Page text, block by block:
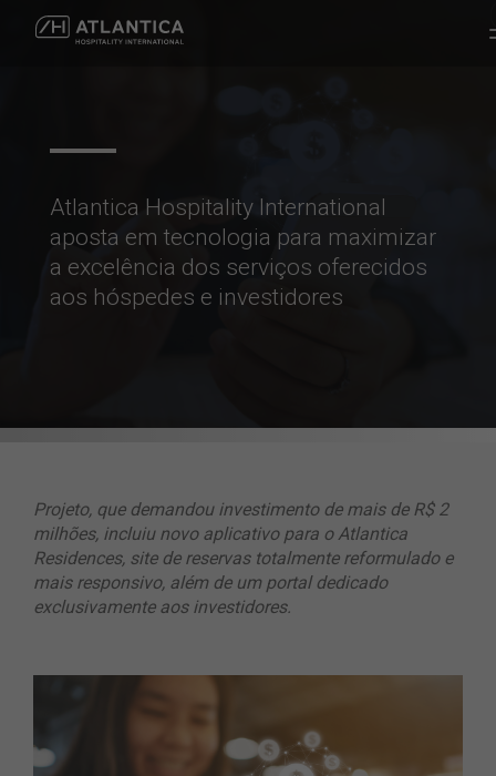
Atlantica Hospitality International
aposta em tecnologia para maximizar
a excelência dos serviços oferecidos
aos hóspedes e investidores
Projeto, que demandou investimento de mais de R$ 2
milhões, incluiu novo aplicativo para o Atlantica
Residences, site de reservas totalmente reformulado e
mais responsivo, além de um portal dedicado
exclusivamente aos investidores.